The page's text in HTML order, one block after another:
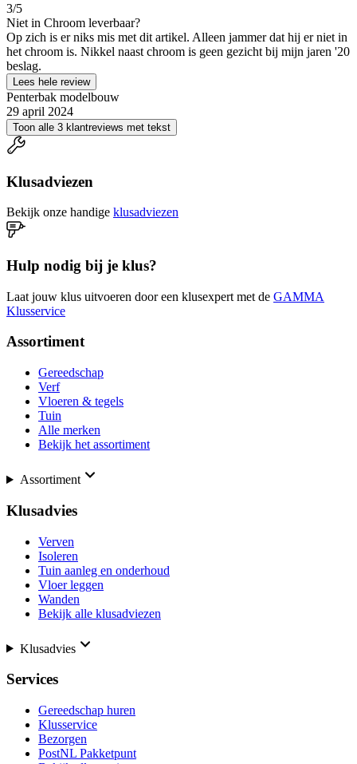
3/5
Niet in Chroom leverbaar?
Op zich is er niks mis met dit artikel. Alleen jammer dat hij er niet in
het chroom is. Nikkel naast chroom is geen gezicht bij mijn jaren '20
beslag.
Lees hele review
Penterbak modelbouw
29 april 2024
Toon alle 3 klantreviews met tekst
Klusadviezen
Bekijk onze handige klusadviezen
Hulp nodig bij je klus?
Laat jouw klus uitvoeren door een klusexpert met de GAMMA
Klusservice
Assortiment
Gereedschap
Verf
Vloeren & tegels
Tuin
Alle merken
Bekijk het assortiment
Assortiment
Klusadvies
Verven
Isoleren
Tuin aanleg en onderhoud
Vloer leggen
Wanden
Bekijk alle klusadviezen
Klusadvies
Services
Gereedschap huren
Klusservice
Bezorgen
PostNL Pakketpunt